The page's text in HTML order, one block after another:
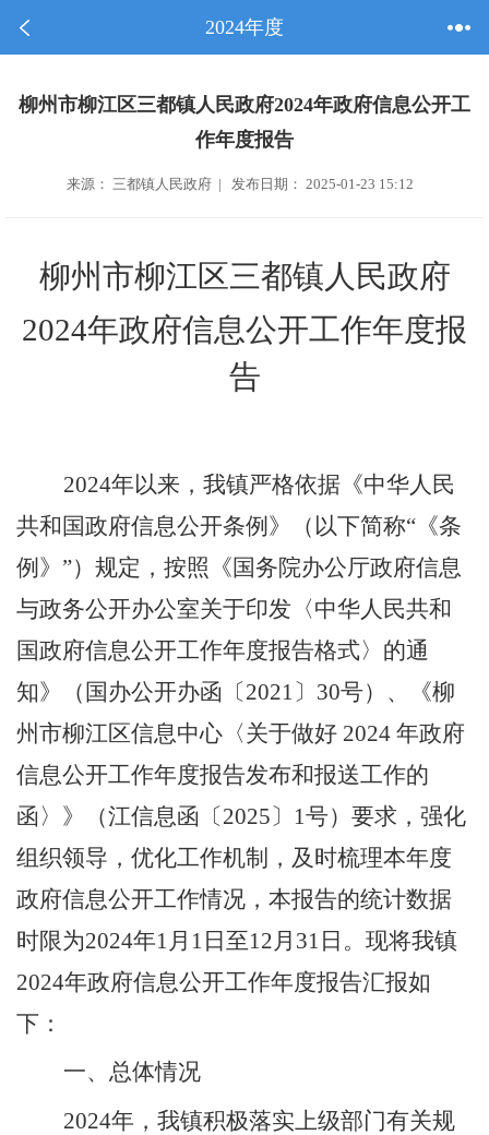
2024年度
柳州市柳江区三都镇人民政府2024年政府信息公开工
作年度报告
来源： 三都镇人民政府 | 发布日期： 2025-01-23 15:12
柳州市柳江区三都镇人民政府
2024年政府信息公开工作年度报
告
2024年以来，我镇严格依据《中华人民
共和国政府信息公开条例》（以下简称“《条
例》”）规定，按照《国务院办公厅政府信息
与政务公开办公室关于印发〈中华人民共和
国政府信息公开工作年度报告格式〉的通
知》（国办公开办函〔2021 〕 30号）、《柳
州市柳江区信息中心〈关于做好 2024 年政府
信息公开工作年度报告发布和报送工作的
函〉》（江信息函〔2025〕 1号）要求，强化
组织领导，优化工作机制，及时梳理本年度
政府信息公开工作情况，本报告的统计数据
时限为2024年1 月 1 日至12 月 31 日。现将我镇
2024年政府信息公开工作年度报告汇报如
下：
一、总体情况
2024年，我镇积极落实上级部门有关规